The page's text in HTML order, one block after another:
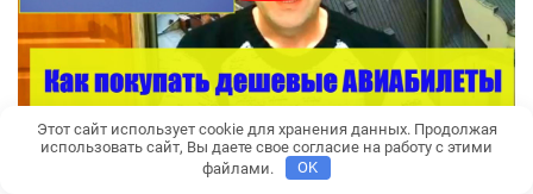
Происходит это из-за того, что в кэше
Этот сайт использует cookie для хранения данных. Продолжая
использовать сайт, Вы даете свое согласие на работу с этими
файлами.
OK